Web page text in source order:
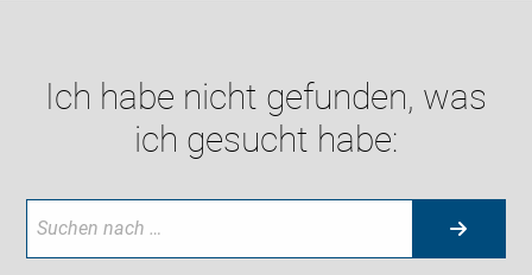
Ich habe nicht gefunden, was
ich gesucht habe: